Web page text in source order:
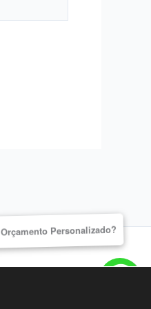
Orçamento Personalizado?